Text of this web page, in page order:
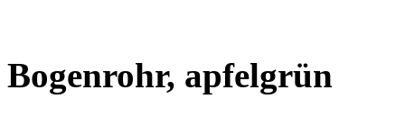
Bogenrohr, apfelgrün